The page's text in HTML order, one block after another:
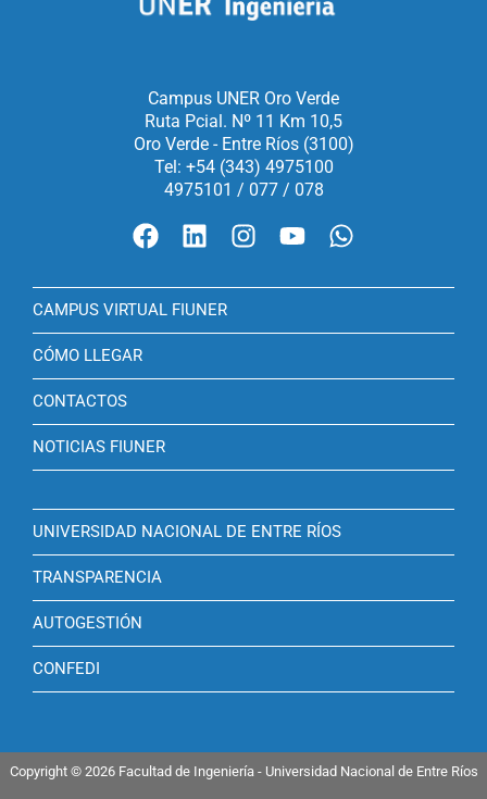
Campus UNER Oro Verde
Ruta Pcial. Nº 11 Km 10,5
Oro Verde - Entre Ríos (3100)
Tel: +54 (343) 4975100
4975101 / 077 / 078
CAMPUS VIRTUAL FIUNER
CÓMO LLEGAR
CONTACTOS
NOTICIAS FIUNER
UNIVERSIDAD NACIONAL DE ENTRE RÍOS
TRANSPARENCIA
AUTOGESTIÓN
CONFEDI
Copyright © 2026 Facultad de Ingeniería - Universidad Nacional de Entre Ríos